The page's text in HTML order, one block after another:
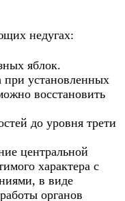
недугах:
яблок.
при установленных
восстановить
до уровня трети
центральной
характера с
в виде
органов